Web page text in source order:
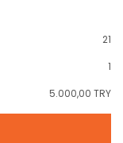
21
1
5.000,00 TRY